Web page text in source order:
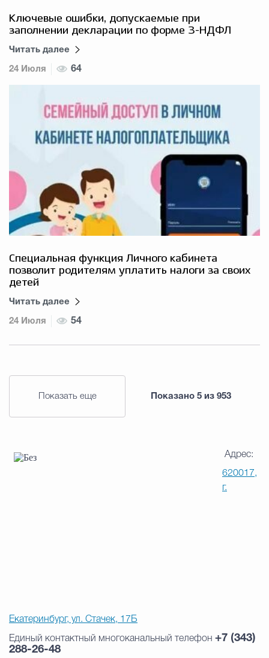
Ключевые ошибки, допускаемые при
заполнении декларации по форме 3-НДФЛ
Читать далее
24 Июля 64
Специальная функция Личного кабинета
позволит родителям уплатить налоги за своих
детей
Читать далее
24 Июля 54
Показать еще Показано 5 из 953
Адрес:
620017,
г.
Екатеринбург, ул. Стачек, 17Б
Единый контактный многоканальный телефон +7 (343)
288-26-48